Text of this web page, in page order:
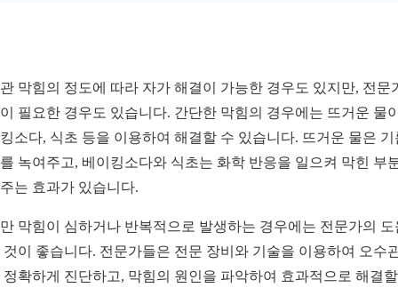
막힘의 정도에 따라 자가 해결이 가능한 경우도 있지만, 전문
필요한 경우도 있습니다. 간단한 막힘의 경우에는 뜨거운 물
소다, 식초 등을 이용하여 해결할 수 있습니다. 뜨거운 물은 기
녹여주고, 베이킹소다와 식초는 화학 반응을 일으켜 막힌 부
는 효과가 있습니다.
막힘이 심하거나 반복적으로 발생하는 경우에는 전문가의 도
것이 좋습니다. 전문가들은 전문 장비와 기술을 이용하여 오수
정확하게 진단하고, 막힘의 원인을 파악하여 효과적으로 해결